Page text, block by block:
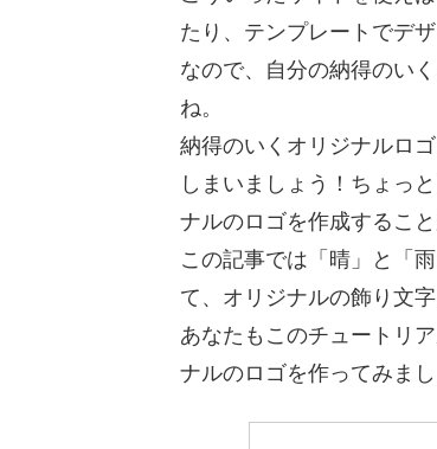
たり、テンプレートでデ
なので、自分の納得のい
ね。
納得のいくオリジナルロ
しまいましょう！ちょっ
ナルのロゴを作成すること
この記事では「晴」と「
て、オリジナルの飾り文
あなたもこのチュートリ
ナルのロゴを作ってみまし